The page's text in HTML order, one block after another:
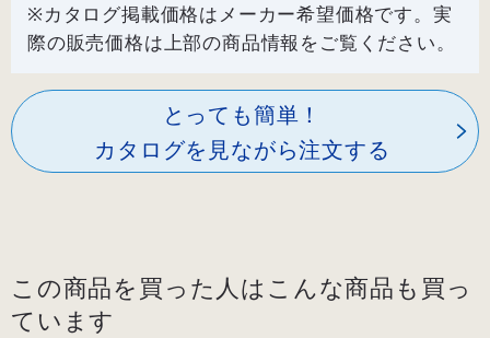
※カタログ掲載価格はメーカー希望価格です。実
際の販売価格は上部の商品情報をご覧ください。
とっても簡単！
カタログを見ながら注文する
この商品を買った人はこんな商品も買っ
ています